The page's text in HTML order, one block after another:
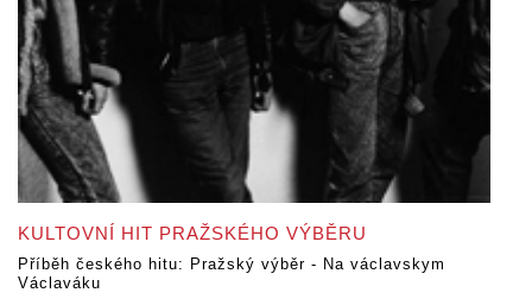
KULTOVNÍ HIT PRAŽSKÉHO VÝBĚRU
Příběh českého hitu: Pražský výběr - Na václavskym
Václaváku